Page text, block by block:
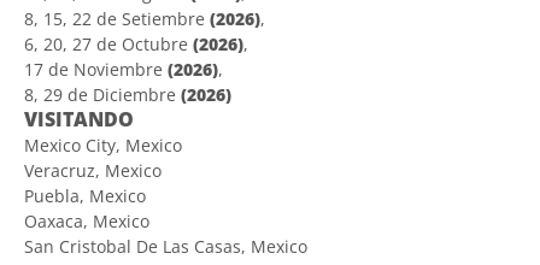
8, 15, 22 de Setiembre (2026),
6, 20, 27 de Octubre (2026),
17 de Noviembre (2026),
8, 29 de Diciembre (2026)
VISITANDO
Mexico City, Mexico
Veracruz, Mexico
Puebla, Mexico
Oaxaca, Mexico
San Cristobal De Las Casas, Mexico